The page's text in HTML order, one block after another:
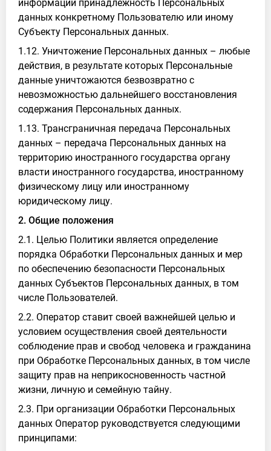
информации принадлежность Персональных
данных конкретному Пользователю или иному
Субъекту Персональных данных.
1.12. Уничтожение Персональных данных – любые
действия, в результате которых Персональные
данные уничтожаются безвозвратно с
невозможностью дальнейшего восстановления
содержания Персональных данных.
1.13. Трансграничная передача Персональных
данных – передача Персональных данных на
территорию иностранного государства органу
власти иностранного государства, иностранному
физическому лицу или иностранному
юридическому лицу.
2. Общие положения
2.1. Целью Политики является определение
порядка Обработки Персональных данных и мер
по обеспечению безопасности Персональных
данных Субъектов Персональных данных, в том
числе Пользователей.
2.2. Оператор ставит своей важнейшей целью и
условием осуществления своей деятельности
соблюдение прав и свобод человека и гражданина
при Обработке Персональных данных, в том числе
защиту прав на неприкосновенность частной
жизни, личную и семейную тайну.
2.3. При организации Обработки Персональных
данных Оператор руководствуется следующими
принципами: